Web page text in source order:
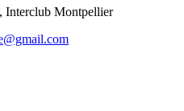
Interclub Montpellier